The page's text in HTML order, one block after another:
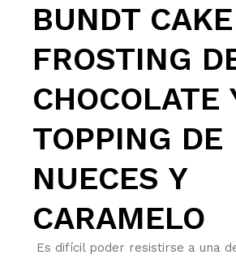
BUNDT
FROSTING
CHOCOLATE
TOPPING DE
NUECES Y
CARAMELO
Es difícil poder resistirse a una